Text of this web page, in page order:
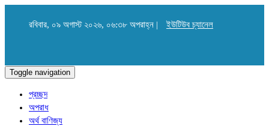
রবিবার, ০৯ অগাস্ট ২০২৬, ০৬:৩৮ অপরাহ্ন | ইউটিউব চ্যানেল
Toggle navigation
প্রচ্ছদ
অপরাধ
অর্থ বাণিজ্য